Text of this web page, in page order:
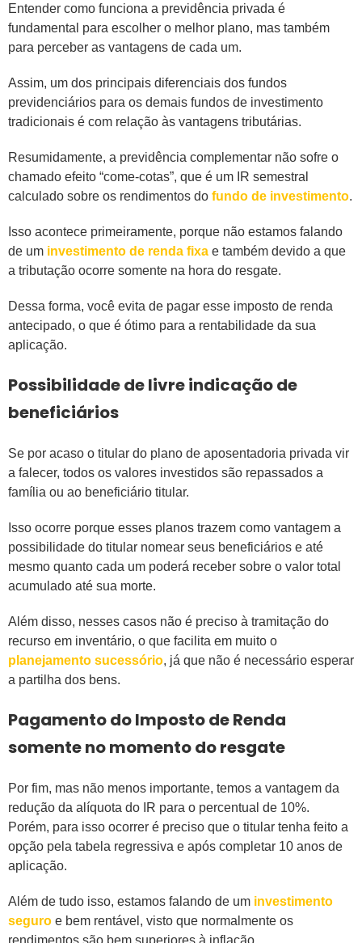
Entender como funciona a previdência privada é
fundamental para escolher o melhor plano, mas também
para perceber as vantagens de cada um.
Assim, um dos principais diferenciais dos fundos
previdenciários para os demais fundos de investimento
tradicionais é com relação às vantagens tributárias.
Resumidamente, a previdência complementar não sofre o
chamado efeito “come-cotas”, que é um IR semestral
calculado sobre os rendimentos do fundo de investimento.
Isso acontece primeiramente, porque não estamos falando
de um investimento de renda fixa e também devido a que
a tributação ocorre somente na hora do resgate.
Dessa forma, você evita de pagar esse imposto de renda
antecipado, o que é ótimo para a rentabilidade da sua
aplicação.
Possibilidade de livre indicação de
beneficiários
Se por acaso o titular do plano de aposentadoria privada vir
a falecer, todos os valores investidos são repassados a
família ou ao beneficiário titular.
Isso ocorre porque esses planos trazem como vantagem a
possibilidade do titular nomear seus beneficiários e até
mesmo quanto cada um poderá receber sobre o valor total
acumulado até sua morte.
Além disso, nesses casos não é preciso à tramitação do
recurso em inventário, o que facilita em muito o
planejamento sucessório, já que não é necessário esperar
a partilha dos bens.
Pagamento do Imposto de Renda
somente no momento do resgate
Por fim, mas não menos importante, temos a vantagem da
redução da alíquota do IR para o percentual de 10%.
Porém, para isso ocorrer é preciso que o titular tenha feito a
opção pela tabela regressiva e após completar 10 anos de
aplicação.
Além de tudo isso, estamos falando de um investimento
seguro e bem rentável, visto que normalmente os
rendimentos são bem superiores à inflação.